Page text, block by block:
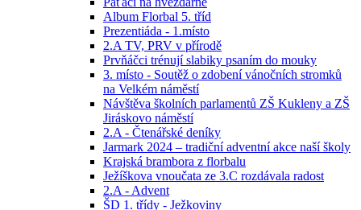
Album Florbal 5. tříd
Prezentiáda - 1.místo
2.A TV, PRV v přírodě
Prvňáčci trénují slabiky psaním do mouky
3. místo - Soutěž o zdobení vánočních stromků
na Velkém náměstí
Návštěva školních parlamentů ZŠ Kukleny a ZŠ
Jiráskovo náměstí
2.A - Čtenářské deníky
Jarmark 2024 – tradiční adventní akce naší školy
Krajská brambora z florbalu
Ježíškova vnoučata ze 3.C rozdávala radost
2.A - Advent
ŠD 1. třídy - Ježkoviny